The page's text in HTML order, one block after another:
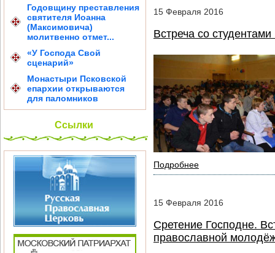
Годовщину преставления
святителя Иоанна
(Максимовича)
молитвенно отмет...
«У Господа Свой
сценарий»
Монастыри Псковской
епархии открываются
для паломников
Ссылки
15 Февраля 2016
Встреча со
Подробнее
15 Февраля 2016
Сретение Господне.
православной